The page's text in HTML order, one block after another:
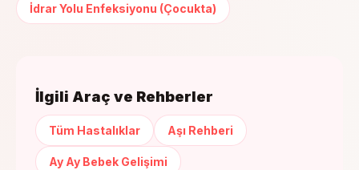
İdrar Yolu Enfeksiyonu (Çocukta)
İlgili Araç ve Rehberler
Tüm Hastalıklar Aşı Rehberi
Ay Ay Bebek Gelişimi